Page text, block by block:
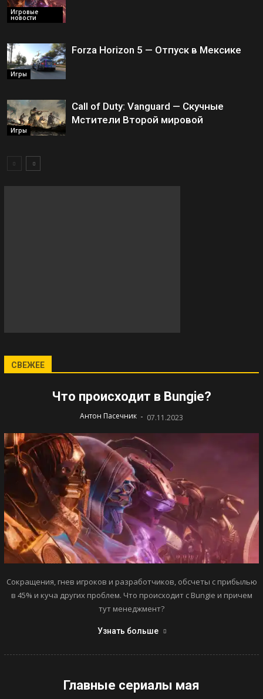
Игровые
новости
Игры
Forza Horizon 5 — Отпуск в Мексике
Игры
Call of Duty: Vanguard — Скучные
Мстители Второй мировой
СВЕЖЕЕ
Что происходит в Bungie?
Антон Пасечник - 07.11.2023
Сокращения, гнев игроков и разработчиков, обсчеты с прибылью
в 45% и куча других проблем. Что происходит с Bungie и причем
тут менеджмент?
Узнать больше
Главные сериалы мая